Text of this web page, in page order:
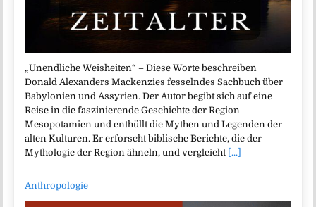
„Unendliche Weisheiten“ – Diese Worte beschreiben
Donald Alexanders Mackenzies fesselndes Sachbuch über
Babylonien und Assyrien. Der Autor begibt sich auf eine
Reise in die faszinierende Geschichte der Region
Mesopotamien und enthüllt die Mythen und Legenden der
alten Kulturen. Er erforscht biblische Berichte, die der
Mythologie der Region ähneln, und vergleicht [...]
Anthropologie